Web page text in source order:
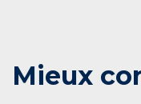
Mieux